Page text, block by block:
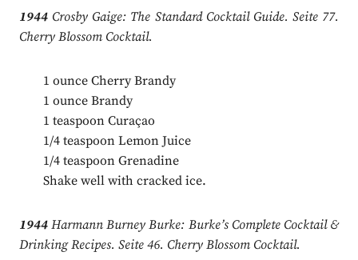
1944Crosby Gaige: The Standard Cocktail Guide. Seite 77.
Cherry Blossom Cocktail.
1 ounce Cherry Brandy
1 ounce Brandy
1 teaspoon Curaçao
1/4 teaspoon Lemon Juice
1/4 teaspoon Grenadine
Shake well with cracked ice.
1944Harmann Burney Burke: Burke’s Complete Cocktail &
Drinking Recipes. Seite 46. Cherry Blossom Cocktail.